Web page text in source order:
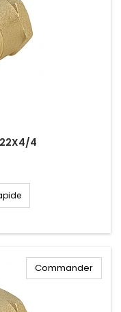
22X4/4
Commander